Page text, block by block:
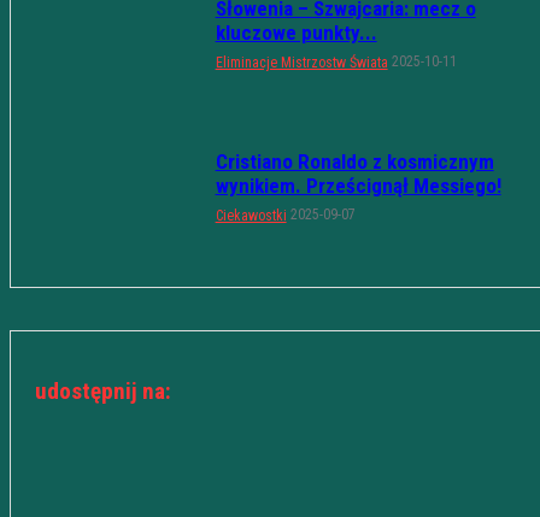
Słowenia – Szwajcaria: mecz o
kluczowe punkty...
Eliminacje Mistrzostw Świata 2025-10-11
Cristiano Ronaldo z kosmicznym
wynikiem. Prześcignął Messiego!
Ciekawostki 2025-09-07
udostępnij na: